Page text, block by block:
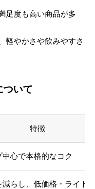
足度も高い商品が多
軽やかさや飲みやすさ
ついて
特徴
中心で本格的なコク
減らし、低価格・ライト